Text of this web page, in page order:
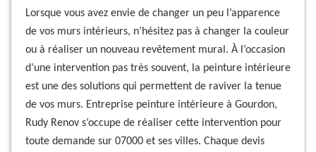
Lorsque vous avez envie de changer un peu l’apparence
de vos murs intérieurs, n’hésitez pas à changer la couleur
ou à réaliser un nouveau revêtement mural. À l’occasion
d’une intervention pas très souvent, la peinture intérieure
est une des solutions qui permettent de raviver la tenue
de vos murs. Entreprise peinture intérieure à Gourdon,
Rudy Renov s’occupe de réaliser cette intervention pour
toute demande sur 07000 et ses villes. Chaque devis